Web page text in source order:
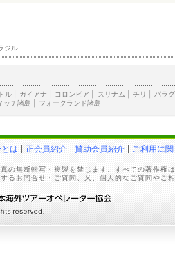
ジル
ル ガイアナ コロンビア スリナム チリ
パラ
ッチ諸島
フォークランド諸島
は 正会員紹介 賛助会員紹介 ご利用に
の無断転写・複製を禁じます。すべての著作権
るお問合せ・ご質問、又、個人的なご質問やご